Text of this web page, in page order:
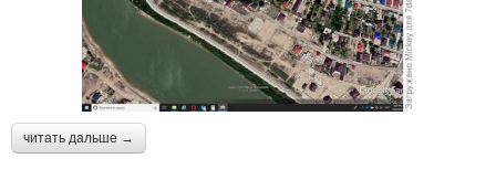
читать дальше →